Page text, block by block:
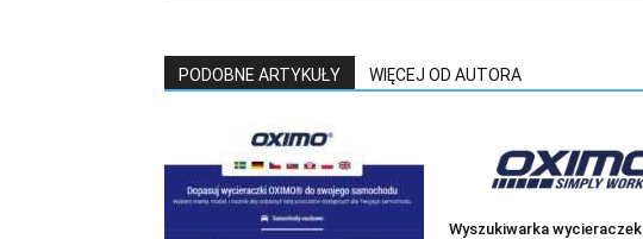
PODOBNE ARTYKUŁY WIĘCEJ OD AUTORA
Wyszukiwarka wycieraczek